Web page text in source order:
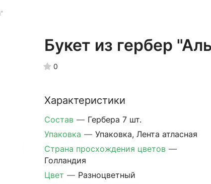
Букет из гербер
0
Характеристики
Состав — Гербера 7 шт.
Упаковка — Упаковка, Лента атласная
Страна просхождения цветов —
Голландия
Цвет — Разноцветный